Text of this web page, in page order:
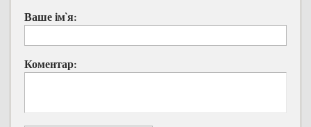
Ваше ім`я:
Коментар: